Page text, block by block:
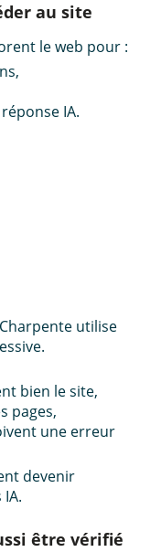
au site
le web pour :
IA.
utilise
bien le site,
pages,
une erreur
devenir
être vérifié